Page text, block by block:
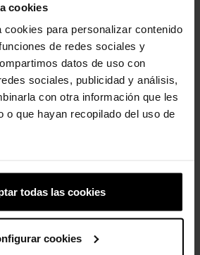
cookies
cookies para personalizar contenido
de redes sociales y
datos de uso con
sociales, publicidad y análisis,
con otra información que les
o que hayan recopilado del uso de
todas las cookies
cookies
compraram:
-20%
Sandálias femininas